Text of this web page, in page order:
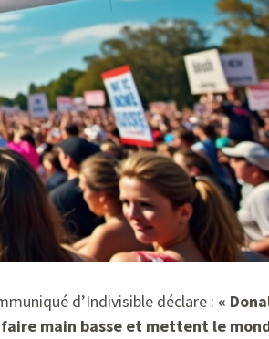
d’Indivisible déclare : «
main basse et mettent le